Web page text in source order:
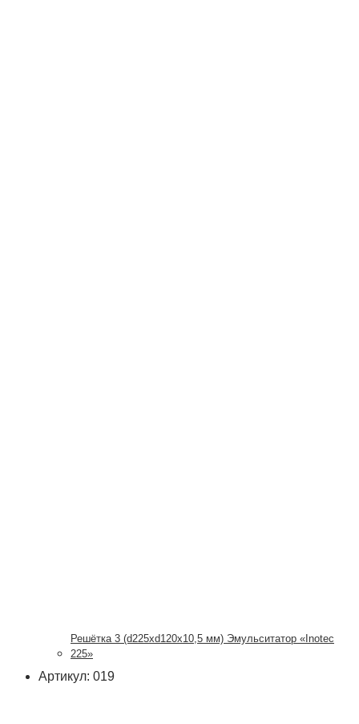
Решётка 3 (d225xd120x10,5 мм) Эмульситатор «Inotec
225»
Артикул: 019